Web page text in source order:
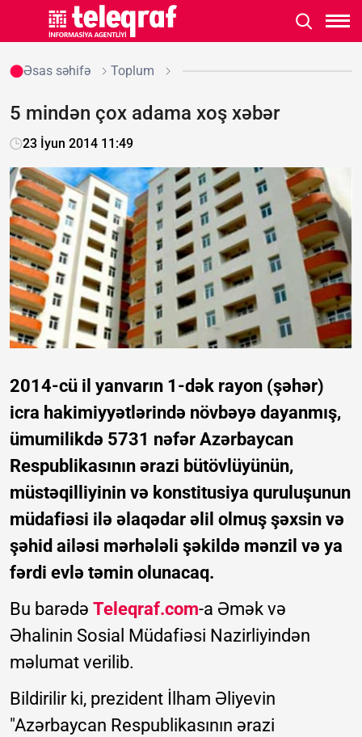
Əsas səhifə Toplum
5 mindən çox adama xoş xəbər
23 İyun 2014 11:49
2014-cü il yanvarın 1-dək rayon (şəhər)
icra hakimiyyətlərində növbəyə dayanmış,
ümumilikdə 5731 nəfər Azərbaycan
Respublikasının ərazi bütövlüyünün,
müstəqilliyinin və konstitusiya quruluşunun
müdafiəsi ilə əlaqədar əlil olmuş şəxsin və
şəhid ailəsi mərhələli şəkildə mənzil və ya
fərdi evlə təmin olunacaq.
Bu barədə Teleqraf.com-a Əmək və
Əhalinin Sosial Müdafiəsi Nazirliyindən
məlumat verilib.
Bildirilir ki, prezident İlham Əliyevin
"Azərbaycan Respublikasının ərazi